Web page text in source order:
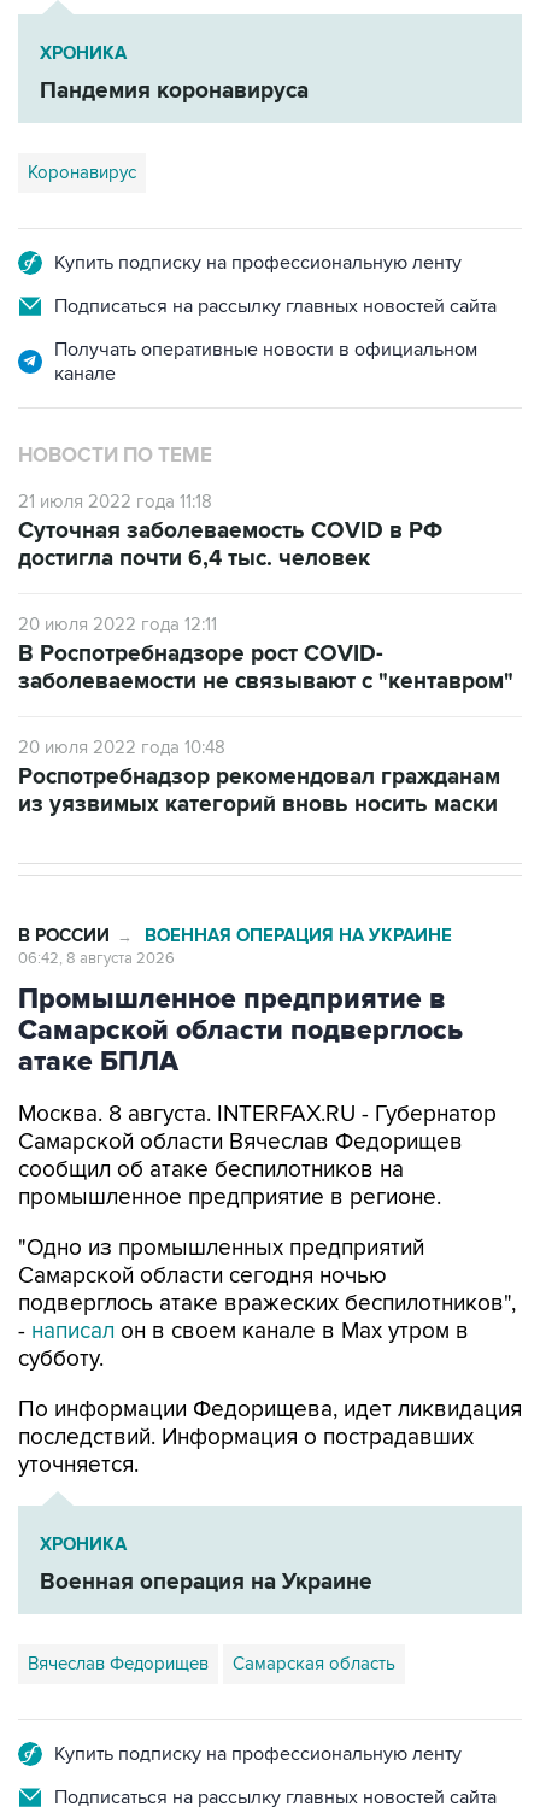
Пандемия коронавируса
Коронавирус
Подписаться на рассылку главных новостей сайта
Получать оперативные новости в официальном
НОВОСТИ ПО ТЕМЕ
21 июля 2022 года 11:18
достигла почти 6,4 тыс. человек
20 июля 2022 года 12:11
заболеваемости не связывают с "кентавром"
из уязвимых категорий вновь носить маски
Промышленное предприятие в
Самарской области подверглось
атаке БПЛА
Москва. 8 августа. INTERFAX.RU - Губернатор
сообщил об атаке беспилотников на
промышленное предприятие в регионе.
"Одно из промышленных предприятий
подверглось атаке вражеских беспилотников",
-написалон в своем канале в Max утром в
субботу.
По информации Федорищева, идет ликвидация
уточняется.
ХРОНИКА
Военная операция на Украине
Вячеслав Федорищев Самарская область
Подписаться на рассылку главных новостей сайта
Получать оперативные новости в официальном